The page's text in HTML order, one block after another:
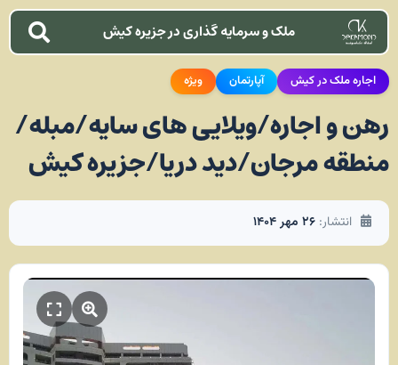
ملک و سرمایه گذاری در جزیره کیش
اجاره ملک در کیش آپارتمان ویژه
رهن و اجاره/ویلایی های سایه/مبله/
منطقه مرجان/دید دریا/جزیره کیش
انتشار: ۲۶ مهر ۱۴۰۴